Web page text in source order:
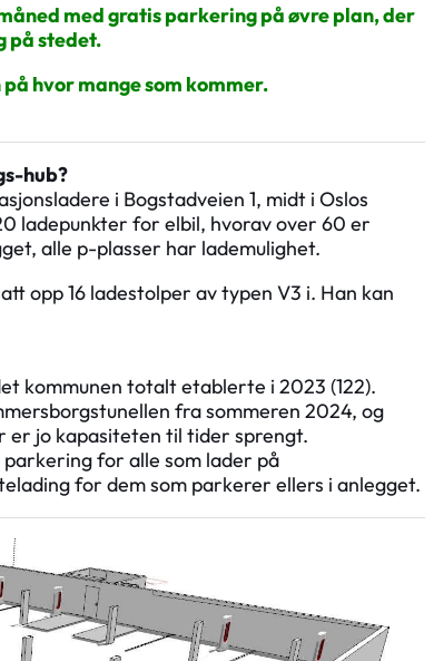
med gratis parkering på øvre plan, der
på stedet.
hvor mange som kommer.
hub?
i Bogstadveien 1, midt i Oslos
ladepunkter for elbil, hvorav over 60 er
alle p-plasser har lademulighet.
opp 16 ladestolper av typen V3 i. Han kan
kommunen totalt etablerte i 2023 (122).
fra sommeren 2024, og
er jo kapasiteten til tider sprengt.
for alle som lader på
for dem som parkerer ellers i anlegget.